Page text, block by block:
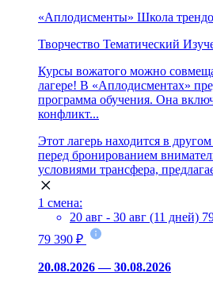
«Аплодисменты» Школа
Творчество Тематический
Курсы вожатого можно
лагере! В «Аплодисментах»
программа обучения. Она
конфликт...
Этот лагерь находится в
перед бронированием
условиями трансфера,
1 смена:
20 авг - 30 авг (11 дней)
79 390 ₽
20.08.2026 — 30.08.2026